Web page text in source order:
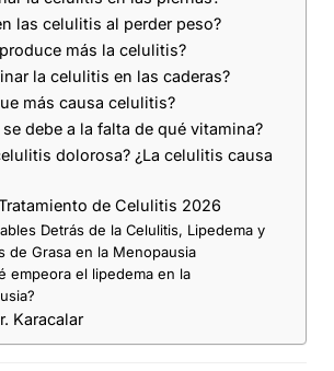
las celulitis al perder peso?
más la celulitis?
la celulitis en las caderas?
más causa celulitis?
debe a la falta de qué vitamina?
dolorosa? ¿La celulitis causa
de Celulitis 2026
Detrás de la Celulitis, Lipedema y
de Grasa en la Menopausia
empeora el lipedema en la
Karacalar